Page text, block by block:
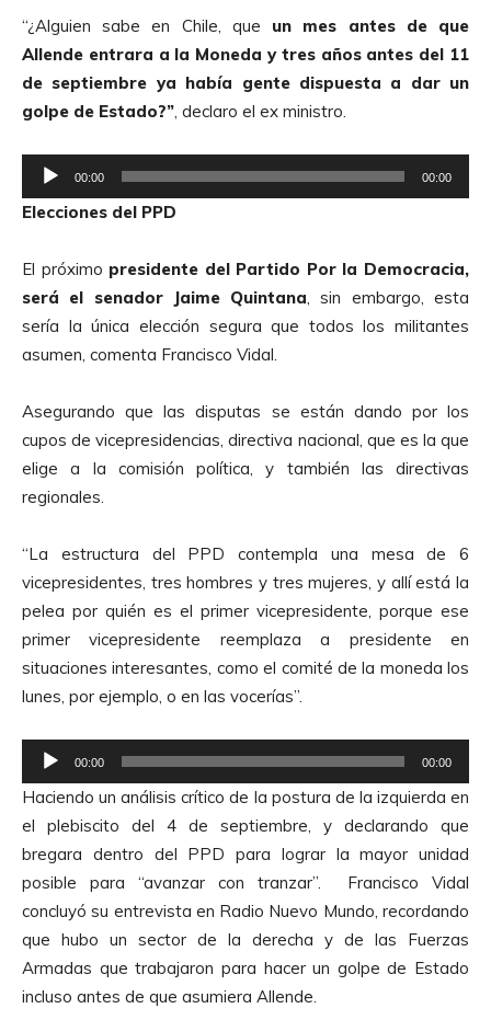
“¿Alguien sabe en Chile, que un mes antes de que
Allende entrara a la Moneda y tres años antes del 11
de septiembre ya había gente dispuesta a dar un
golpe de Estado?” , declaro el ex ministro.
e
p
o
d
u
c
o
r
d
e
d
i
o
00:00 00:00
Elecciones del PPD
El próximo presidente del Partido Por la Democracia,
será el senador Jaime Quintana , sin embargo, esta
sería la única elección segura que todos los militantes
asumen, comenta Francisco Vidal.
Asegurando que las disputas se están dando por los
cupos de vicepresidencias, directiva nacional, que es la que
elige a la comisión política, y también las directivas
regionales.
“La estructura del PPD contempla una mesa de 6
vicepresidentes, tres hombres y tres mujeres, y allí está la
pelea por quién es el primer vicepresidente, porque ese
primer vicepresidente reemplaza a presidente en
situaciones interesantes, como el comité de la moneda los
lunes, por ejemplo, o en las vocerías”.
e
p
r
o
d
u
c
t
o
00:00 00:00
Haciendo un análisis crítico de la postura de la izquierda en
el plebiscito del 4 de septiembre, y declarando que
bregara dentro del PPD para lograr la mayor unidad
posible para “avanzar con tranzar”. Francisco Vidal
concluyó su entrevista en Radio Nuevo Mundo, recordando
que hubo un sector de la derecha y de las Fuerzas
Armadas que trabajaron para hacer un golpe de Estado
incluso antes de que asumiera Allende.